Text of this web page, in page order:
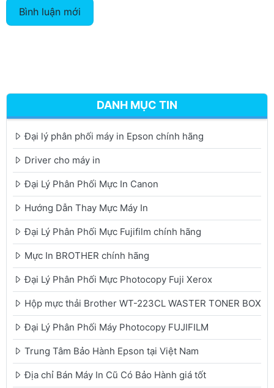
Bình luận mới
DANH MỤC TIN
Đại lý phân phối máy in Epson chính hãng
Driver cho máy in
Đại Lý Phân Phối Mực In Canon
Hướng Dẫn Thay Mực Máy In
Đại Lý Phân Phối Mực Fujifilm chính hãng
Mực In BROTHER chính hãng
Đại Lý Phân Phối Mực Photocopy Fuji Xerox
Hộp mực thải Brother WT-223CL WASTER TONER BOX
Đại Lý Phân Phối Máy Photocopy FUJIFILM
Trung Tâm Bảo Hành Epson tại Việt Nam
Địa chỉ Bán Máy In Cũ Có Bảo Hành giá tốt